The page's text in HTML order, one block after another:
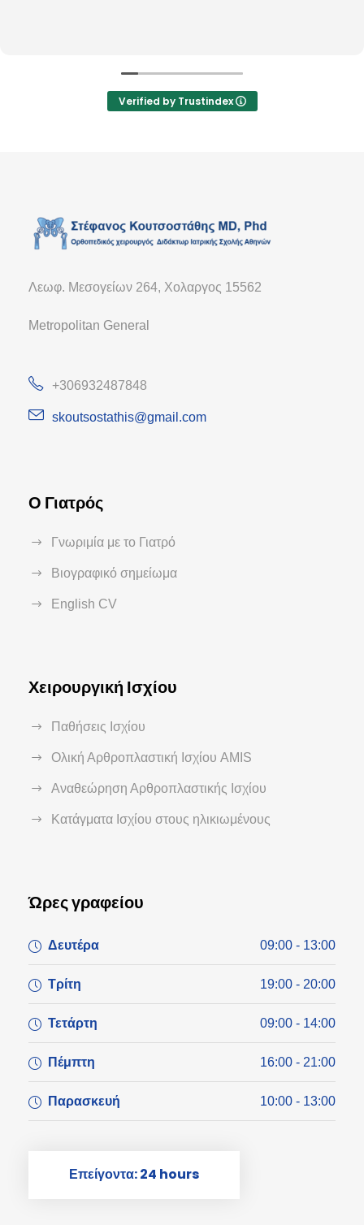
Verified by Trustindex
Λεωφ. Μεσογείων 264, Χολαργος 15562
Metropolitan General
+306932487848
skoutsostathis@gmail.com
Ο Γιατρός
Γνωριμία με το Γιατρό
Βιογραφικό σημείωμα
English CV
Χειρουργική Ισχίου
Παθήσεις Ισχίου
Ολική Αρθροπλαστική Ισχίου AMIS
Αναθεώρηση Αρθροπλαστικής Ισχίου
Κατάγματα Ισχίου στους ηλικιωμένους
Ώρες γραφείου
Δευτέρα 09:00 - 13:00
Τρίτη 19:00 - 20:00
Τετάρτη 09:00 - 14:00
Πέμπτη 16:00 - 21:00
Παρασκευή 10:00 - 13:00
Επείγοντα: 24 hours